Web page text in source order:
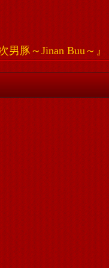
豚～Jinan Buu～』